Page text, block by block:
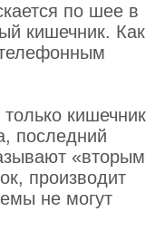
по шее в
кишечник. Как
кишечник
последний
«вторым
производит
не могут